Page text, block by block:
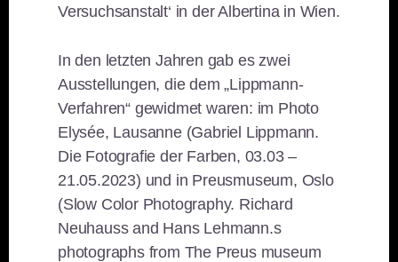
Versuchsanstalt‘ in der Albertina in Wien.
In den letzten Jahren gab es zwei
Ausstellungen, die dem „Lippmann-
Verfahren“ gewidmet waren: im Photo
Elysée, Lausanne (Gabriel Lippmann.
Die Fotografie der Farben, 03.03 –
21.05.2023) und in Preusmuseum, Oslo
(Slow Color Photography. Richard
Neuhauss and Hans Lehmann.s
photographs from The Preus museum